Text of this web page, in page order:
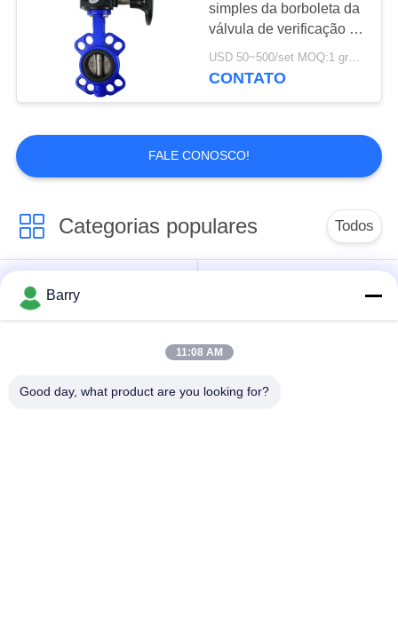
Tenda o interruptor
de limite
15
simples da borboleta da
válvula de verificação da
braçadeira da
engrenagem de sem-fim
CONTATO
FALE CONOSCO!
Categorias populares Todos
Regulador de
pressão do gás
Armadilha de vapor
Barry
11:08 AM
Good day, what product are you looking for?